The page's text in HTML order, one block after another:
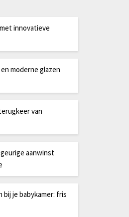
innovatieve
moderne glazen
van
aanwinst
bij je babykamer: fris